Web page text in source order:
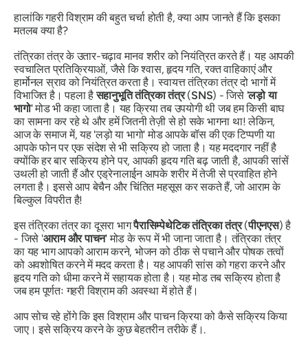
हालांकि गहरी विश्राम की बहुत चर्चा होती है, क्या आप जानते हैं कि इसका
मतलब क्या है?
तंत्रिका तंत्र के उतार-चढ़ाव मानव शरीर को नियंत्रित करते हैं। यह आपकी
स्वचालित प्रतिक्रियाओं, जैसे कि श्वास, हृदय गति, रक्त वाहिकाएं और
हार्मोनल स्राव को नियंत्रित करता है। स्वायत्त तंत्रिका तंत्र दो भागों में
विभाजित है। पहला हैसहानुभूति तंत्रिका तंत्र(SNS) - जिसे 'लड़ो या
भागो' मोड भी कहा जाता है। यह क्रिया तब उपयोगी थी जब हम किसी बाघ
का सामना कर रहे थे और हमें जितनी तेज़ी से हो सके भागना था! लेकिन,
आज के समाज में, यह 'लड़ो या भागो' मोड आपके बॉस की एक टिप्पणी या
आपके फोन पर एक संदेश से भी सक्रिय हो जाता है। यह मददगार नहीं है
क्योंकि हर बार सक्रिय होने पर, आपकी हृदय गति बढ़ जाती है, आपकी सांसें
उथली हो जाती हैं और एड्रेनालाईन आपके शरीर में तेजी से प्रवाहित होने
लगता है। इससे आप बेचैन और चिंतित महसूस कर सकते हैं, जो आराम के
बिल्कुल विपरीत है!
इस तंत्रिका तंत्र का दूसरा भागपैरासिम्पेथेटिक तंत्रिका तंत्र(पीएनएस) है
- जिसे 'आराम औरपाचन' मोड के रूप में भी जाना जाता है। तंत्रिका तंत्र
का यह भाग आपको आराम करने, भोजन को ठीक से पचाने और पोषक तत्वों
को अवशोषित करने में मदद करता है। यह आपकी सांस को गहरा करने और
हृदय गति को धीमा करने में सहायक होता है। यह मोड तब सक्रिय होता है
जब हम पूर्णतः गहरी विश्राम की अवस्था में होते हैं।
आप सोच रहे होंगे कि इस विश्राम और पाचन क्रिया को कैसे सक्रिय किया
जाए। इसे सक्रिय करने के कुछ बेहतरीन तरीके हैं।.